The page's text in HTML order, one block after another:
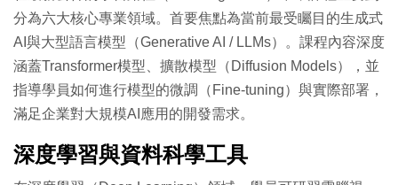
分為六大核心專業領域。首要焦點為當前最受矚目的生成式
AI與大型語言模型（Generative AI / LLMs）。課程內容深度
涵蓋Transformer模型、擴散模型（Diffusion Models），並
指導學員如何進行模型的微調（Fine-tuning）與實際部署，
滿足企業對大規模AI應用的開發需求。
深度學習與資料科學工具